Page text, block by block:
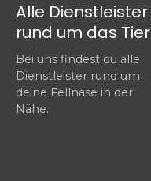
Alle Dienstleister
rund um das Tier
Bei uns findest du alle
Dienstleister rund um
deine Fellnase in der
Nähe.